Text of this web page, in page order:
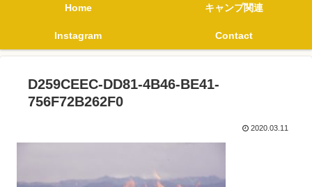
Home キャンプ関連
Instagram Contact
D259CEEC-DD81-4B46-BE41-
756F72B262F0
2020.03.11